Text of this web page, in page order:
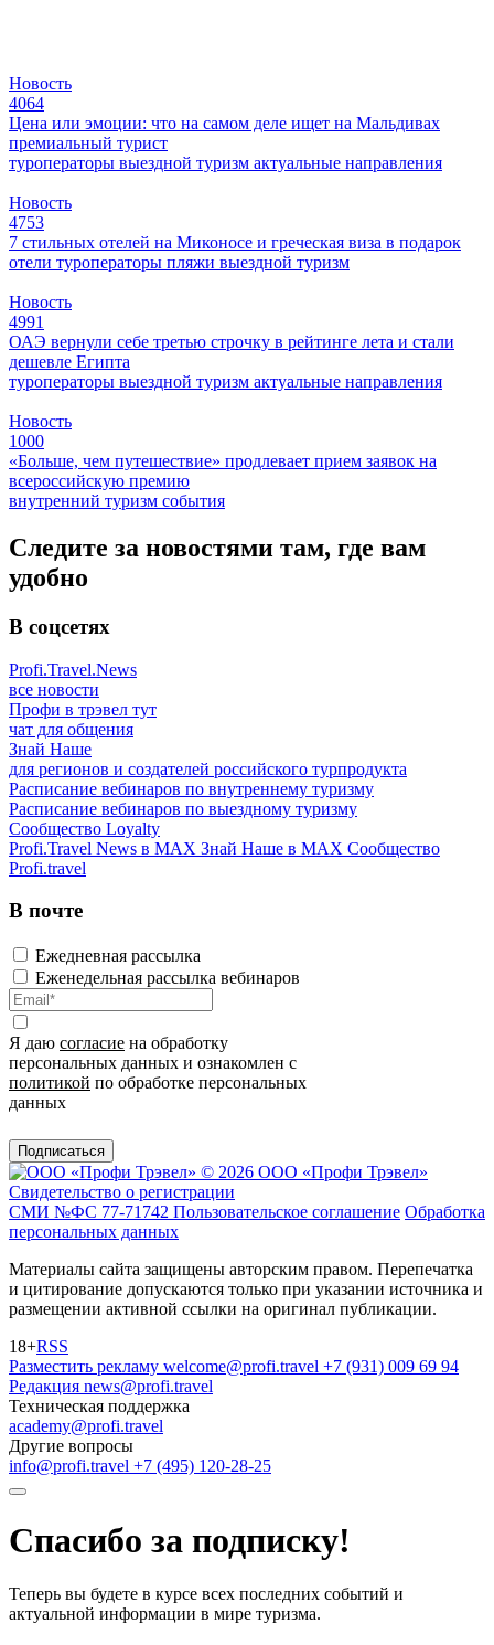
Новость
4064
Цена или эмоции: что на самом деле ищет на Мальдивах
премиальный турист
туроператоры выездной туризм актуальные направления
Новость
4753
7 стильных отелей на Миконосе и греческая виза в подарок
отели туроператоры пляжи выездной туризм
Новость
4991
ОАЭ вернули себе третью строчку в рейтинге лета и стали
дешевле Египта
туроператоры выездной туризм актуальные направления
Новость
1000
«Больше, чем путешествие» продлевает прием заявок на
всероссийскую премию
внутренний туризм события
Следите за новостями там, где вам
удобно
В соцсетях
Profi.Travel.News
все новости
Профи в трэвел тут
чат для общения
Знай Наше
для регионов и создателей российского турпродукта
Расписание вебинаров по внутреннему туризму
Расписание вебинаров по выездному туризму
Сообщество Loyalty
Profi.Travel News в MAX Знай Наше в MAX Сообщество
Profi.travel
В почте
Ежедневная рассылка
Еженедельная рассылка вебинаров
Я даю согласие на обработку
персональных данных и ознакомлен с
политикой по обработке персональных
данных
Подписаться
© 2026 ООО «Профи Трэвeл»
Свидетельство о регистрации
СМИ №ФС 77-71742 Пользовательское соглашение Обработка
персональных данных
Материалы сайта защищены авторским правом. Перепечатка
и цитирование допускаются только при указании источника и
размещении активной ссылки на оригинал публикации.
18+RSS
Разместить рекламу welcome@profi.travel +7 (931) 009 69 94
Редакция news@profi.travel
Техническая поддержка
academy@profi.travel
Другие вопросы
info@profi.travel +7 (495) 120-28-25
Спасибо за подписку!
Теперь вы будете в курсе всех последних событий и
актуальной информации в мире туризма.